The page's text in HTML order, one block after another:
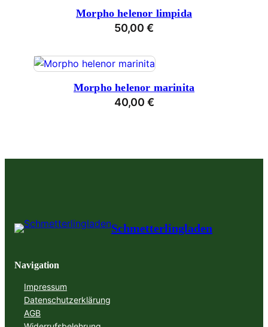
Morpho helenor limpida
50,00 €
Morpho helenor marinita
40,00 €
Schmetterlingladen
Navigation
Impressum
Datenschutzerklärung
AGB